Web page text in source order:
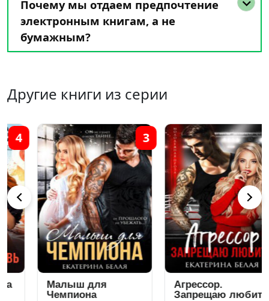
Почему мы отдаем предпочтение
электронным книгам, а не
бумажным?
Другие книги из серии
Малыш для
Чемпиона
3
Агрессор.
Запрещаю любить
2